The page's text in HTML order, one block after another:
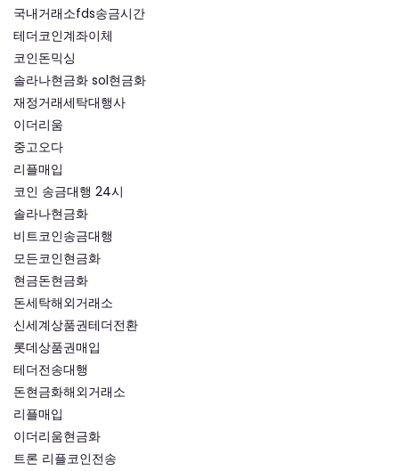
국내거래소fds송금시간
테더코인계좌이체
코인돈믹싱
솔라나현금화 sol현금화
재정거래세탁대행사
이더리움
중고오다
리플매입
코인 송금대행 24시
솔라나현금화
비트코인송금대행
모든코인현금화
현금돈현금화
돈세탁해외거래소
신세계상품권테더전환
롯데상품권매입
테더전송대행
돈현금화해외거래소
리플매입
이더리움현금화
트론 리플코인전송